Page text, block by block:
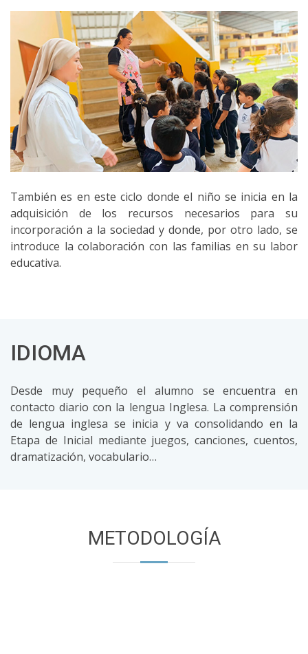
También es en este ciclo donde el niño se inicia en la
adquisición de los recursos necesarios para su
incorporación a la sociedad y donde, por otro lado, se
introduce la colaboración con las familias en su labor
educativa.
IDIOMA
Desde muy pequeño el alumno se encuentra en
contacto diario con la lengua Inglesa. La comprensión
de lengua inglesa se inicia y va consolidando en la
Etapa de Inicial mediante juegos, canciones, cuentos,
dramatización, vocabulario…
METODOLOGÍA